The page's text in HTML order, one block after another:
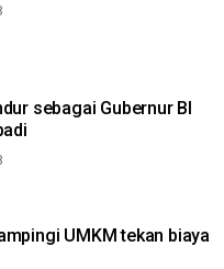
sebagai Gubernur BI
UMKM tekan biaya